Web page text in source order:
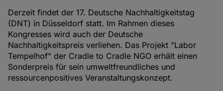
Derzeit findet der 17. Deutsche Nachhaltigkeitstag
(DNT) in Düsseldorf statt. Im Rahmen dieses
Kongresses wird auch der Deutsche
Nachhaltigkeitspreis verliehen. Das Projekt "Labor
Tempelhof" der Cradle to Cradle NGO erhält einen
Sonderpreis für sein umweltfreundliches und
ressourcenpositives Veranstaltungskonzept.